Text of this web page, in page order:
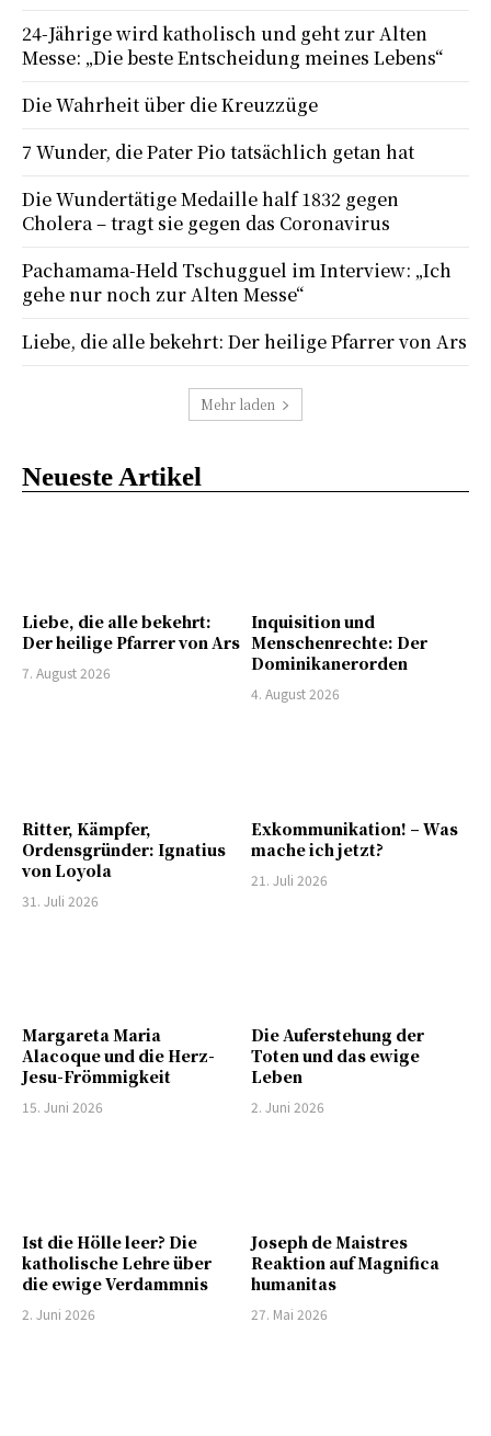
Neueste Artikel
Liebe, die alle bekehrt:
Der heilige Pfarrer von Ars
7. August 2026
Inquisition und
Menschenrechte: Der
Dominikanerorden
4. August 2026
Ritter, Kämpfer,
Ordensgründer: Ignatius
von Loyola
31. Juli 2026
Exkommunikation! – Was
mache ich jetzt?
21. Juli 2026
Margareta Maria
Alacoque und die Herz-
Jesu-Frömmigkeit
15. Juni 2026
Die Auferstehung der
Toten und das ewige
Leben
2. Juni 2026
Ist die Hölle leer? Die
katholische Lehre über
die ewige Verdammnis
2. Juni 2026
Joseph de Maistres
Reaktion auf Magnifica
humanitas
27. Mai 2026
24-Jährige wird katholisch und geht zur Alten
Messe: „Die beste Entscheidung meines Lebens“
Die Wahrheit über die Kreuzzüge
7 Wunder, die Pater Pio tatsächlich getan hat
Die Wundertätige Medaille half 1832 gegen
Cholera – tragt sie gegen das Coronavirus
Pachamama-Held Tschugguel im Interview: „Ich
gehe nur noch zur Alten Messe“
Liebe, die alle bekehrt: Der heilige Pfarrer von Ars
Mehr laden